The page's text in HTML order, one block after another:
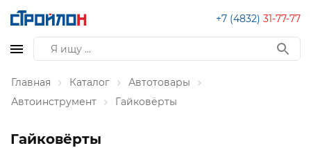
+7 (4832) 31-77-77
Главная Каталог
Автотовары
Автоинструмент
Гайковёрты
Гайковёрты